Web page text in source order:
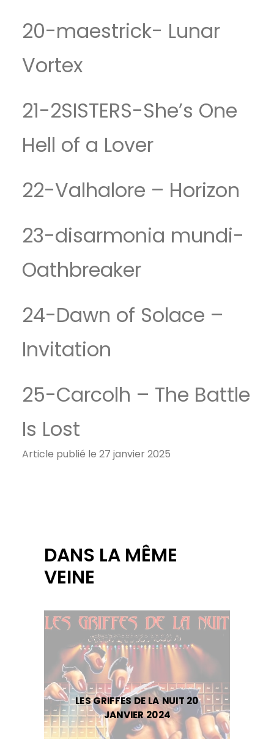
20-maestrick- Lunar
Vortex
21-2SISTERS-She’s One
Hell of a Lover
22-Valhalore – Horizon
23-disarmonia mundi-
Oathbreaker
24-Dawn of Solace –
Invitation
25-Carcolh – The Battle
Is Lost
Article publié le 27 janvier 2025
DANS LA MÊME
VEINE
LES GRIFFES DE LA NUIT 20
JANVIER 2024